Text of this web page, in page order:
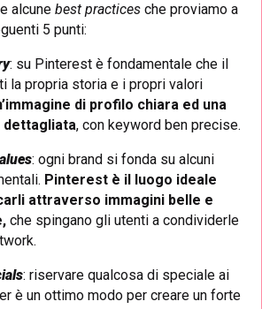
alcunebest practices che proviamo a
5 punti:
: su Pinterest è fondamentale che il
la propria storia e i propri valori
di profilo chiara ed una
dettagliata, con keyword ben precise.
: ogni brand si fonda su alcuni
Pinterest è il luogo ideale
attraverso immagini belle e
che spingano gli utenti a condividerle
: riservare qualcosa di speciale ai
è un ottimo modo per creare un forte